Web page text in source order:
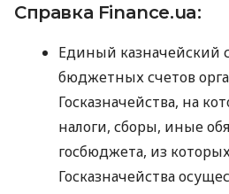
Справка Finance.ua:
Единый казначейский
бюджетных счетов
Госказначейства, на
налоги, сборы, иные
госбюджета, из
Госказначейства